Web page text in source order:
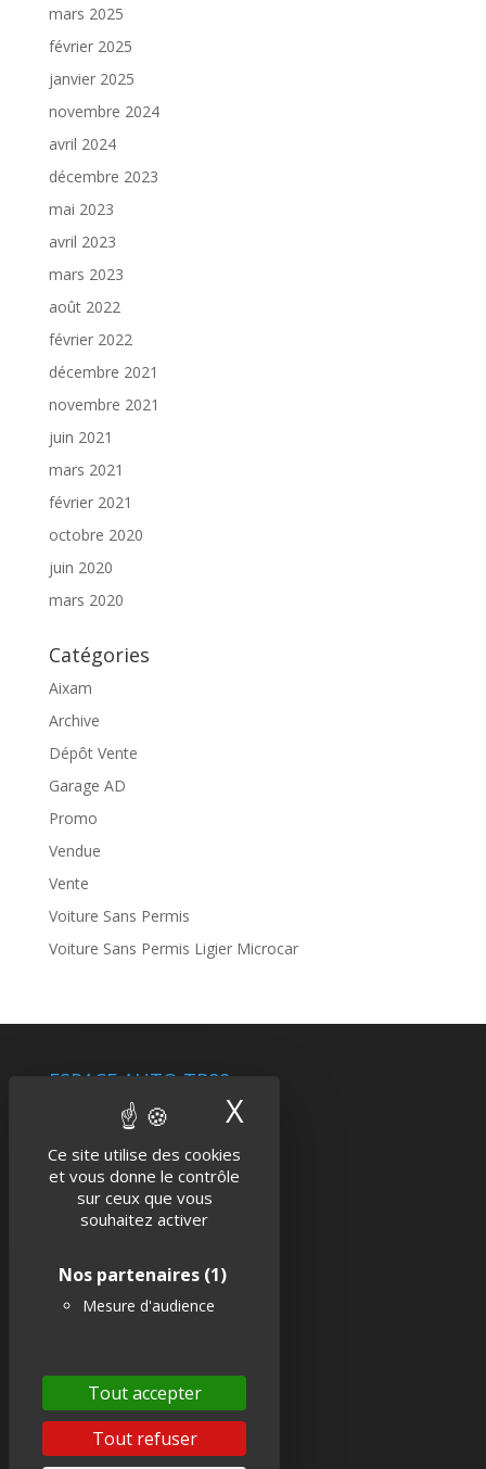
Ce site utilise des cookies
et vous donne le contrôle
sur ceux que vous
souhaitez activer
Nos partenaires (1)
Mesure d'audience
Tout accepter
Tout refuser
X
mars 2025
février 2025
janvier 2025
novembre 2024
avril 2024
décembre 2023
mai 2023
avril 2023
mars 2023
août 2022
février 2022
décembre 2021
novembre 2021
juin 2021
mars 2021
février 2021
octobre 2020
juin 2020
mars 2020
Catégories
Aixam
Archive
Dépôt Vente
Garage AD
Promo
Vendue
Vente
Voiture Sans Permis
Voiture Sans Permis Ligier Microcar
ESPACE AUTO TR89
Contactez-nous
Actualités
Mentions légales